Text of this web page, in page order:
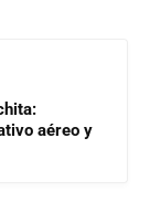
aéreo y